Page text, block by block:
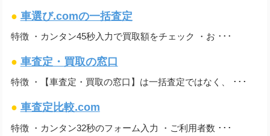
● 車選び.comの一括査定
特徴 ・カンタン45秒入力で買取額をチェック ・お ･･･
● 車査定・買取の窓口
特徴 ・【車査定・買取の窓口】は一括査定ではなく、 ･･･
● 車査定比較.com
特徴 ・カンタン32秒のフォーム入力 ・ご利用者数 ･･･